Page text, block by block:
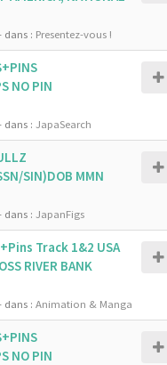
dans : Presentez-vous !
NO PIN
dans : JapaSearch
SIN)DOB MMN
dans : JapanFigs
Track 1&2 USA
RIVER BANK
dans : Animation & Manga
NO PIN